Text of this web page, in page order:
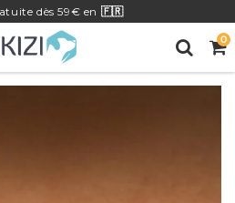
dès 59€ en 🇫🇷
0